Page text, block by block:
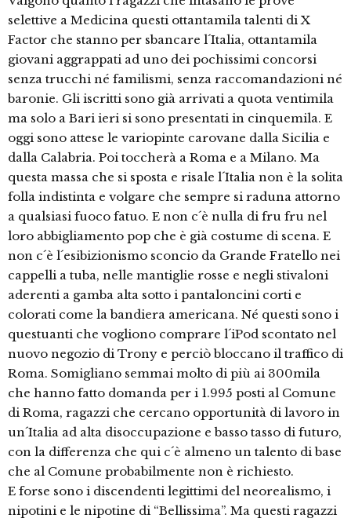
selettive a Medicina questi ottantamila talenti di X
Factor che stanno per sbancare l´Italia, ottantamila
giovani aggrappati ad uno dei pochissimi concorsi
senza trucchi né familismi, senza raccomandazioni né
baronie. Gli iscritti sono già arrivati a quota ventimila
ma solo a Bari ieri si sono presentati in cinquemila. E
oggi sono attese le variopinte carovane dalla Sicilia e
dalla Calabria. Poi toccherà a Roma e a Milano. Ma
questa massa che si sposta e risale l´Italia non è la solita
folla indistinta e volgare che sempre si raduna attorno
a qualsiasi fuoco fatuo. E non c´è nulla di fru fru nel
loro abbigliamento pop che è già costume di scena. E
non c´è l´esibizionismo sconcio da Grande Fratello nei
cappelli a tuba, nelle mantiglie rosse e negli stivaloni
aderenti a gamba alta sotto i pantaloncini corti e
colorati come la bandiera americana. Né questi sono i
questuanti che vogliono comprare l´iPod scontato nel
nuovo negozio di Trony e perciò bloccano il traffico di
Roma. Somigliano semmai molto di più ai 300mila
che hanno fatto domanda per i 1.995 posti al Comune
di Roma, ragazzi che cercano opportunità di lavoro in
un´Italia ad alta disoccupazione e basso tasso di futuro,
con la differenza che qui c´è almeno un talento di base
che al Comune probabilmente non è richiesto.
E forse sono i discendenti legittimi del neorealismo, i
nipotini e le nipotine di “Bellissima”. Ma questi ragazzi